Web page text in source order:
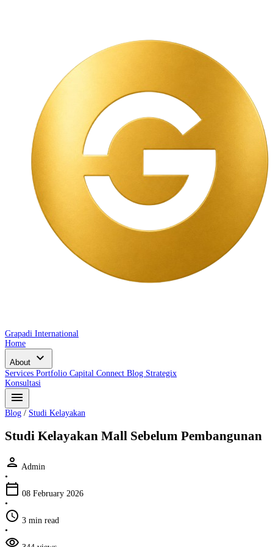
Grapadi International
Home
About expand_more
Services Portfolio Capital Connect Blog Strategix
Konsultasi
menu
Blog / Studi Kelayakan
Studi Kelayakan Mall Sebelum Pembangunan
person Admin
•
calendar_today 08 February 2026
•
schedule 3 min read
•
visibility